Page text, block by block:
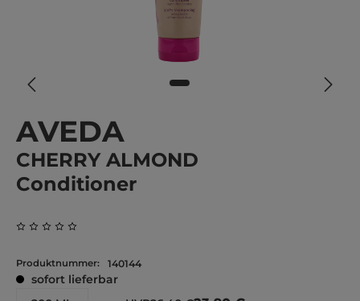
AVEDA
CHERRY ALMOND
Conditioner
Produktnummer: 140144
sofort lieferbar